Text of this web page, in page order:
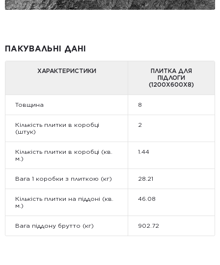
ПАКУВАЛЬНІ ДАНІ
ХАРАКТЕРИСТИКИ
ПЛИТКА ДЛЯ
ПІДЛОГИ
(1200Х600Х8)
Товщина 8
Кількість плитки в коробці
(штук)
2
Кількість плитки в коробці (кв.
м.)
1.44
Вага 1 коробки з плиткою (кг) 28.21
Кількість плитки на піддоні (кв.
м.)
46.08
Вага піддону брутто (кг) 902.72